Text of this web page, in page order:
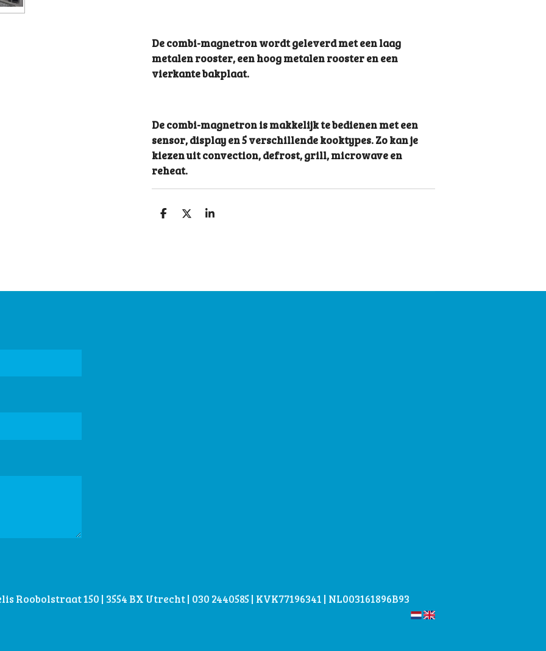
De combi-magnetron wordt geleverd met een laag
metalen rooster, een hoog metalen rooster en een
vierkante bakplaat.
De combi-magnetron is makkelijk te bedienen met een
sensor, display en 5 verschillende kooktypes. Zo kan je
kiezen uit convection, defrost, grill, microwave en
reheat.
D
D
S
150 | 3554 BX Utrecht | 030 2440585 | KVK77196341 | NL003161896B93